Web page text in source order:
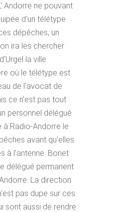
Andorre ne pouvant
d'un télétype
dépêches, un
ira les chercher
la ville
où le télétype est
de l'avocat de
ce n'est pas tout :
personnel délégué
à Radio-Andorre le
avant qu'elles
à l'antenne. Bonet
délégué permanent
La direction
pas dupe sur ces
sont aussi de rendre